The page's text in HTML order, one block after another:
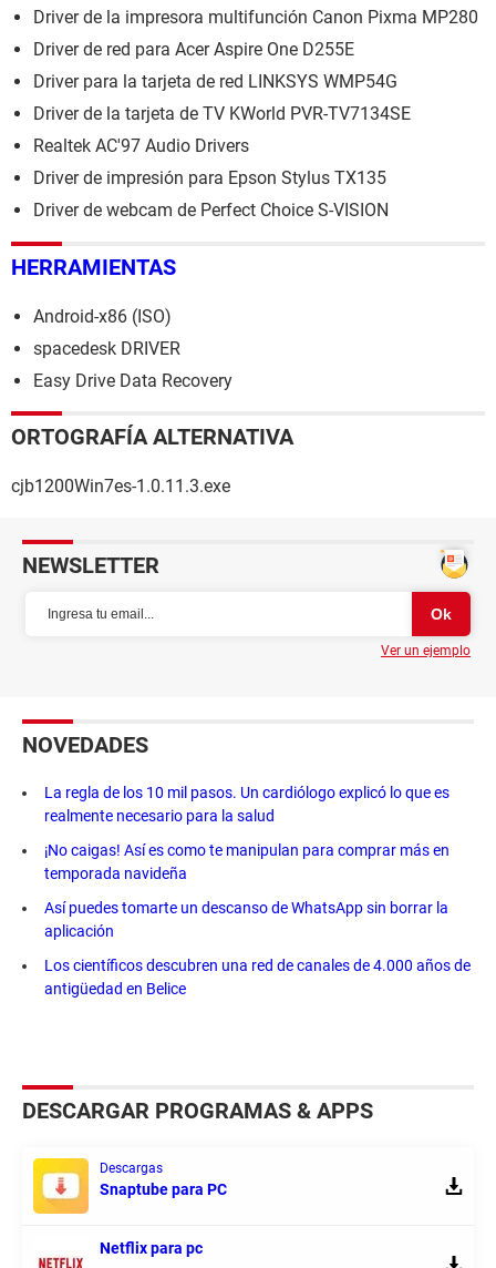
Driver de la impresora multifunción Canon Pixma MP280
Driver de red para Acer Aspire One D255E
Driver para la tarjeta de red LINKSYS WMP54G
Driver de la tarjeta de TV KWorld PVR-TV7134SE
Realtek AC'97 Audio Drivers
Driver de impresión para Epson Stylus TX135
Driver de webcam de Perfect Choice S-VISION
HERRAMIENTAS
Android-x86 (ISO)
spacedesk DRIVER
Easy Drive Data Recovery
ORTOGRAFÍA ALTERNATIVA
cjb1200Win7es-1.0.11.3.exe
NEWSLETTER
Ver un ejemplo
NOVEDADES
La regla de los 10 mil pasos. Un cardiólogo explicó lo que es
realmente necesario para la salud
¡No caigas! Así es como te manipulan para comprar más en
temporada navideña
Así puedes tomarte un descanso de WhatsApp sin borrar la
aplicación
Los científicos descubren una red de canales de 4.000 años de
antigüedad en Belice
DESCARGAR PROGRAMAS & APPS
Descargas
Snaptube para PC
Netflix para pc